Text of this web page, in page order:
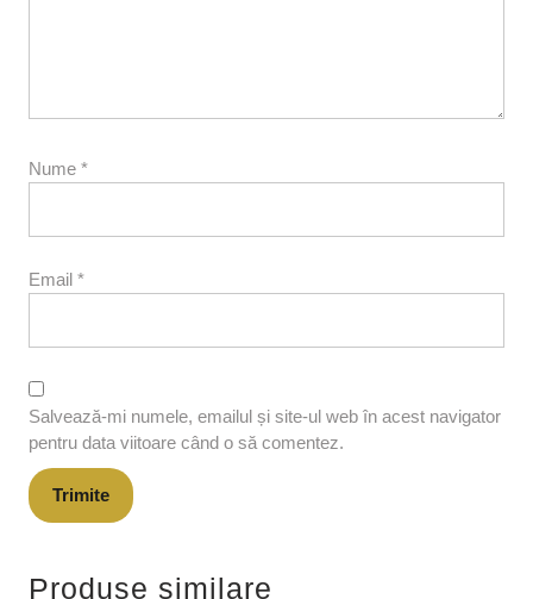
Nume *
Email *
Salvează-mi numele, emailul și site-ul web în acest navigator
pentru data viitoare când o să comentez.
Produse similare